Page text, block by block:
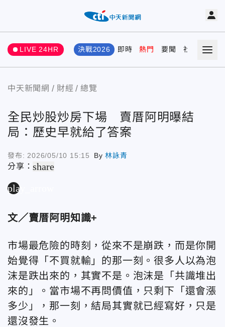
LIVE 24HR 決戰2026 即時 熱門 要聞 社會 娛樂
中天新聞網 財經 總覽
全民炒股炒房下場 賣厝阿明曝結
局：歷史早就給了答案
發布: 2026/05/10 15:15 By林詠青
分享：share
play_arrow
文／賣厝阿明知識+
市場最危險的時刻，從來不是崩跌，而是你開
始覺得「不買就輸」的那一刻。很多人以為泡
沫是跌出來的，其實不是。泡沫是「共識堆出
來的」。當市場不再問價值，只剩下「還會漲
多少」，那一刻，結局其實就已經寫好，只是
還沒發生。